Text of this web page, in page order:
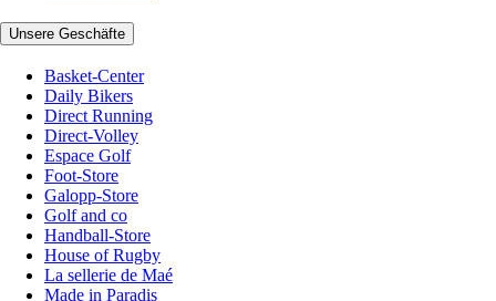
Unsere Geschäfte
Basket-Center
Daily Bikers
Direct Running
Direct-Volley
Espace Golf
Foot-Store
Galopp-Store
Golf and co
Handball-Store
House of Rugby
La sellerie de Maé
Made in Paradis